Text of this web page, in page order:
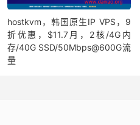
hostkvm，韩国原生IP VPS，9
折优惠，$11.7月，2核/4G内
存/40G SSD/50Mbps@600G流
量